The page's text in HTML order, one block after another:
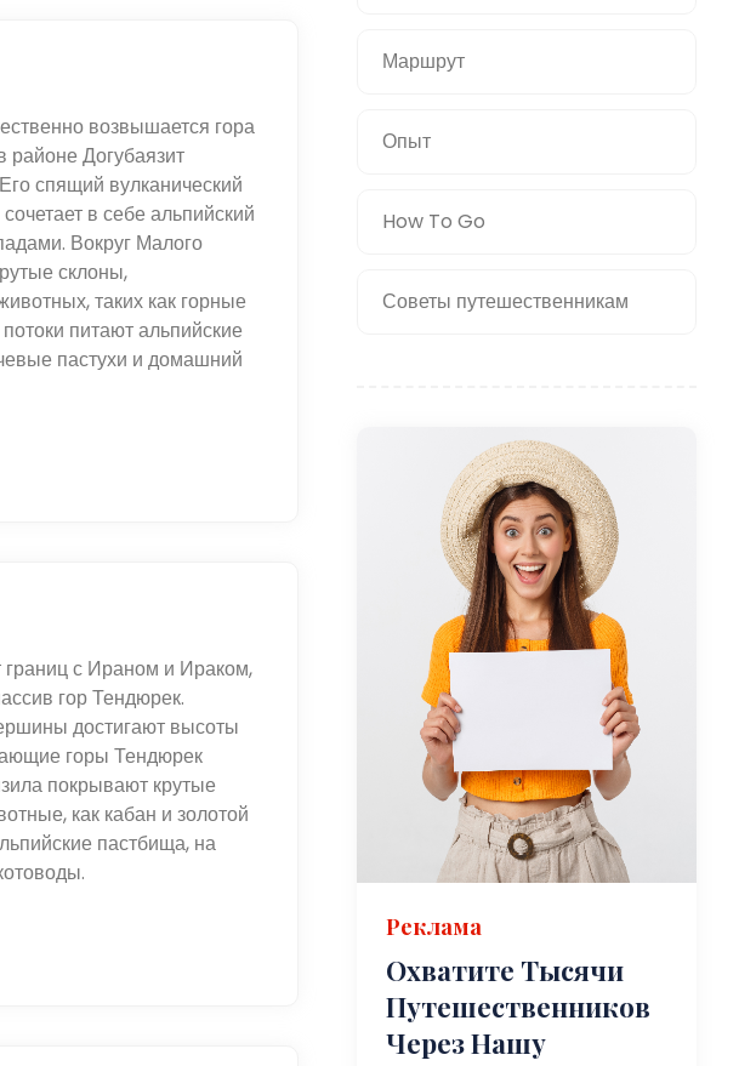
возвышается гора
Догубаязит
спящий вулканический
в себе альпийский
Вокруг Малого
склоны,
таких как горные
питают альпийские
пастухи и домашний
с Ираном и Ираком,
гор Тендюрек.
достигают высоты
горы Тендюрек
покрывают крутые
как кабан и золотой
пастбища, на
Маршрут
Опыт
How To Go
Советы путешественникам
Реклама
Охватите Тысячи
Путешественников
Через Нашу